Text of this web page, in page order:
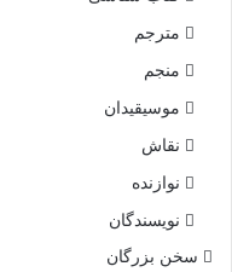
مترجم
منجم
موسیقیدان
نقاش
نوازنده
نویسندگان
سخن بزرگان